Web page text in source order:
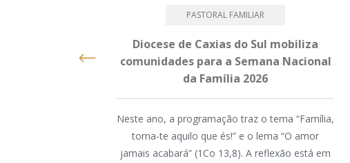
PASTORAL FAMILIAR
Diocese de Caxias do Sul mobiliza
comunidades para a Semana Nacional
da Família 2026
Neste ano, a programação traz o tema “Família,
torna-te aquilo que és!” e o lema “O amor
jamais acabará” (1Co 13,8). A reflexão está em